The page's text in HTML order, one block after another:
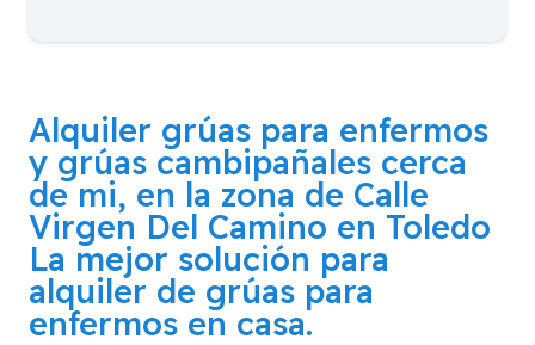
Alquiler grúas para enfermos
y grúas cambipañales cerca
de mi, en la zona de Calle
Virgen Del Camino en Toledo
La mejor solución para
alquiler de grúas para
enfermos en casa.